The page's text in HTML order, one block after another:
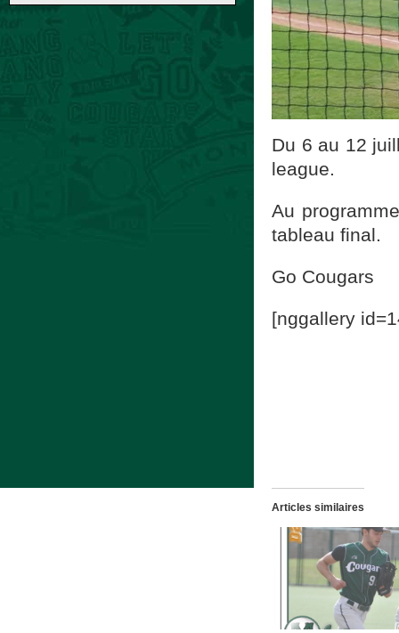
Du 6 au 12
league.
Au
tableau final.
Go Cougars
[nggallery
Articles similaires